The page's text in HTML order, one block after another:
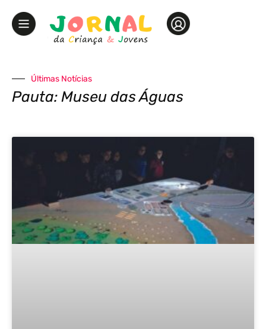
Últimas Notícias
Pauta: Museu das Águas